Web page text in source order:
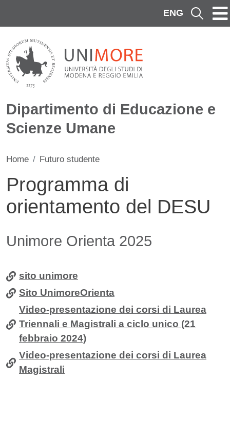
ENG Cerca
Dipartimento di Educazione e
Scienze Umane
Home Futuro studente
Programma di
orientamento del DESU
Contenuto
Unimore Orienta 2025
sito unimore
Sito UnimoreOrienta
Video-presentazione dei corsi di Laurea
Triennali e Magistrali a ciclo unico (21
febbraio 2024)
Video-presentazione dei corsi di Laurea
Magistrali